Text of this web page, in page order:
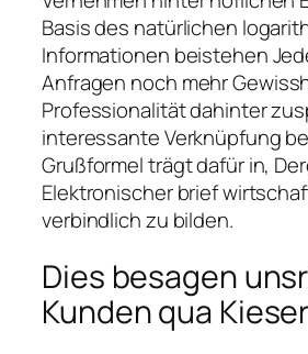
Basis des natürlichen
Informationen beistehen
Anfragen noch mehr
Professionalität dahinter
interessante Verknüpfung
Grußformel trägt dafür in,
Elektronischer brief
verbindlich zu bilden.
Dies besagen
Kunden qua Kieser